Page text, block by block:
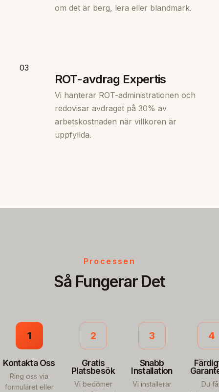
om det är berg, lera eller blandmark.
03
ROT-avdrag Expertis
Vi hanterar ROT-administrationen och
redovisar avdraget på 30% av
arbetskostnaden när villkoren är
uppfyllda.
Processen
Så Fungerar Det
1
Kontakta Oss
Ring oss via
formuläret eller
2
Gratis
Platsbesök
Vi bedömer
3
Snabb
Installation
Vi installerar
4
Du